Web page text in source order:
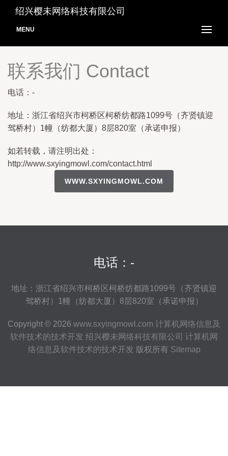
绍兴樱未网络科技有限公司
MENU
联系我们 Contact
电话：-
地址：浙江省绍兴市柯桥区柯桥纺都路1099号（齐贤镇迎
驾桥村）1幢（纺都大厦）8层820室（承诺申报）
如若转载，请注明出处：
http://www.sxyingmowl.com/contact.html
WWW.SXYINGMOWL.COM
电话：-
地址：浙江省绍兴市柯桥区柯桥纺都路1099号（齐贤镇迎
驾桥村）1幢（纺都大厦）8层820室（承诺申报）
Copyright © 2026 www.sxyingmowl.com 计算机网络信息及
软件技术的技术开发 绍兴樱未网络科技有限公司 计算机网
络信息及软件技术的技术开发 版权所有 Sitemap